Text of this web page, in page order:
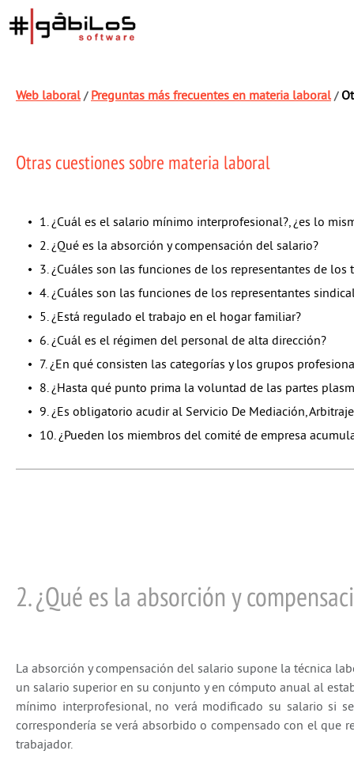
Web laboral/ Preguntas más frecuentes en materia laboral/
Otras cuestiones sobre materia laboral
1. ¿Cuál es el salario mínimo interprofesional?, ¿es lo
2. ¿Qué es la absorción y compensación del salario?
3. ¿Cuáles son las funciones de los representantes de los
4. ¿Cuáles son las funciones de los representantes
5. ¿Está regulado el trabajo en el hogar familiar?
6. ¿Cuál es el régimen del personal de alta dirección?
7. ¿En qué consisten las categorías y los grupos
8. ¿Hasta qué punto prima la voluntad de las partes
9. ¿Es obligatorio acudir al Servicio De Mediación,
10. ¿Pueden los miembros del comité de empresa
2. ¿Qué es la absorción y
La absorción y compensación del salario supone la técnica
un salario superior en su conjunto y en cómputo anual al
mínimo interprofesional, no verá modificado su salario si
correspondería se verá absorbido o compensado con el que
trabajador.